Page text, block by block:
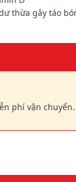
thừa gây táo
phí vận chuyển.